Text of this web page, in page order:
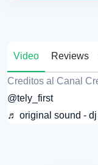
Video Reviews
Creditos al Canal
@tely_first
♬ original sound - dj